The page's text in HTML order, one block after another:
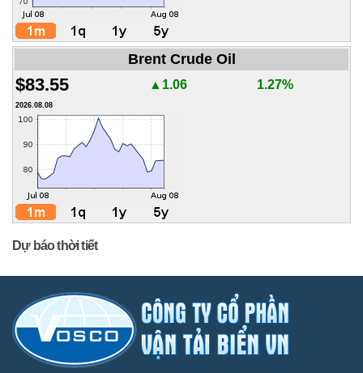
Brent Crude Oil
$83.55 ▲1.06 1.27%
2026.08.08
Dự báo thời tiết